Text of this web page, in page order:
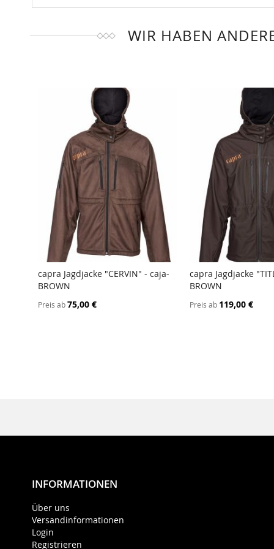
WIR HABEN
capra Jagdjacke "CERVIN" - caja-
BROWN
Preis ab75,00 €
capra Jagdjacke
BROWN
Preis ab 119,00 €
INFORMATIONEN
Über uns
Versandinformationen
Login
Registrieren